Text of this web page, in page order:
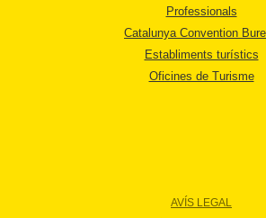
Professionals
Catalunya Convention
Establiments turístics
Oficines de Turisme
AVÍS LEGAL